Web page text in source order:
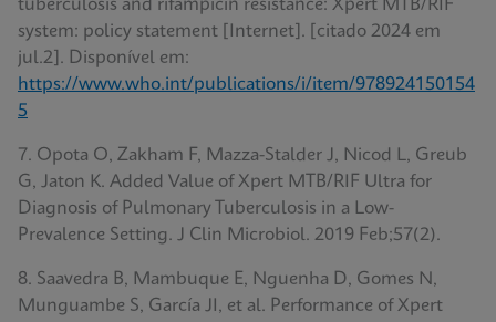
tuberculosis and rifampicin resistance: Xpert MTB/RIF
system: policy statement [Internet]. [citado 2024 em
jul.2]. Disponível em:
https://www.who.int/publications/i/item/978924150154
5
7. Opota O, Zakham F, Mazza-Stalder J, Nicod L, Greub
G, Jaton K. Added Value of Xpert MTB/RIF Ultra for
Diagnosis of Pulmonary Tuberculosis in a Low-
Prevalence Setting. J Clin Microbiol. 2019 Feb;57(2).
8. Saavedra B, Mambuque E, Nguenha D, Gomes N,
Munguambe S, García JI, et al. Performance of Xpert